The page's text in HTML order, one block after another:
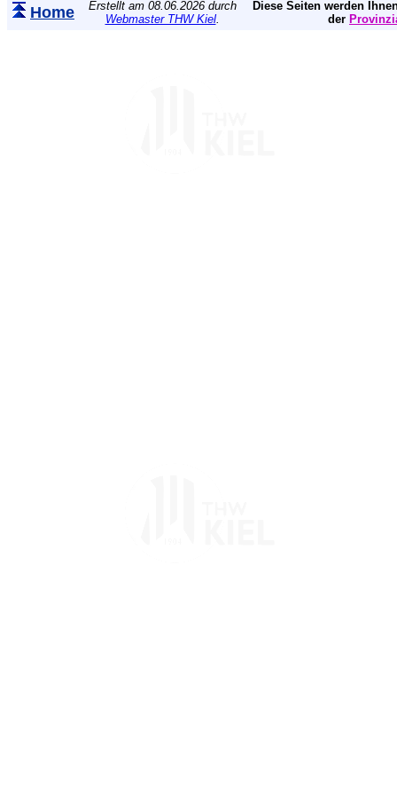
Home
Erstellt am 08.06.2026 durch
Webmaster THW Kiel.
Diese Seiten werden
der